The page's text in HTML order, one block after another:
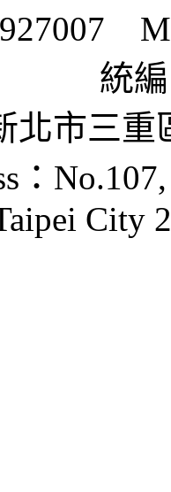
統編
北市三
：
City